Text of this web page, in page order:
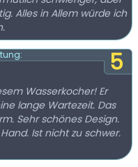
Alles in Allem würde ich
5
Wasserkocher! Er
lange Wartezeit. Das
Sehr schönes Design.
Ist nicht zu schwer.